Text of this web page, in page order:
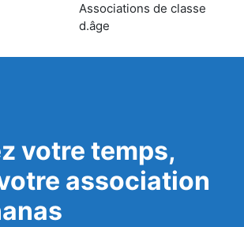
Associations de classe
d.âge
votre temps,
association